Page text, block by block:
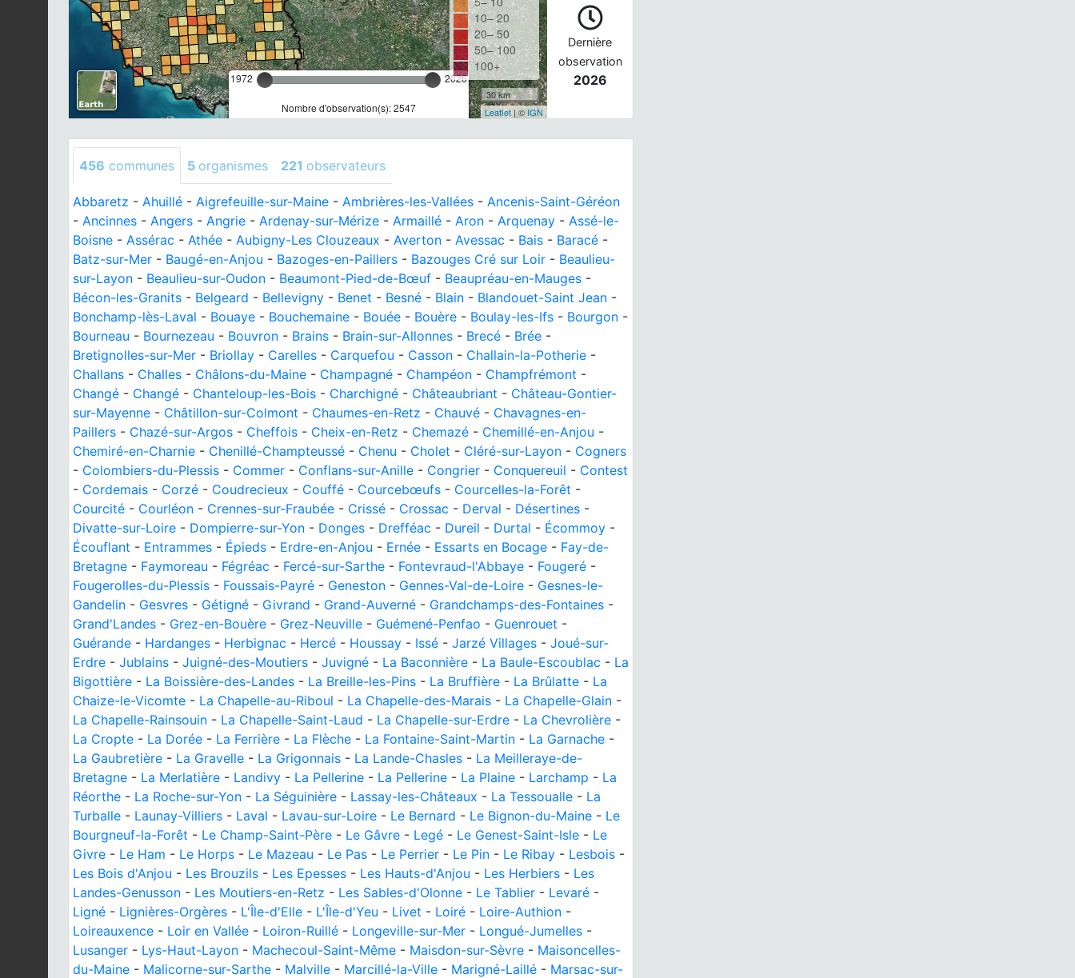
1972 2026
Nombre d'observation(s): 2547
10– 20
20– 50
50– 100
100+
30 km
Leaflet| © IGN
Dernière
observation
2026
456 communes 5 organismes 221 observateurs
Abbaretz - Ahuillé - Aigrefeuille-sur-Maine - Ambrières-les-Vallées - Ancenis-Saint-Géréon
- Ancinnes - Angers - Angrie - Ardenay-sur-Mérize - Armaillé - Aron - Arquenay - Assé-le-
Boisne - Assérac - Athée - Aubigny-Les Clouzeaux - Averton - Avessac - Bais - Baracé -
Batz-sur-Mer - Baugé-en-Anjou - Bazoges-en-Paillers - Bazouges Cré sur Loir - Beaulieu-
sur-Layon - Beaulieu-sur-Oudon - Beaumont-Pied-de-Bœuf - Beaupréau-en-Mauges -
Bécon-les-Granits - Belgeard - Bellevigny - Benet - Besné - Blain - Blandouet-Saint Jean -
Bonchamp-lès-Laval - Bouaye - Bouchemaine - Bouée - Bouère - Boulay-les-Ifs - Bourgon -
Bourneau - Bournezeau - Bouvron - Brains - Brain-sur-Allonnes - Brecé - Brée -
Bretignolles-sur-Mer - Briollay - Carelles - Carquefou - Casson - Challain-la-Potherie -
Challans - Challes - Châlons-du-Maine - Champagné - Champéon - Champfrémont -
Changé - Changé - Chanteloup-les-Bois - Charchigné - Châteaubriant - Château-Gontier-
sur-Mayenne - Châtillon-sur-Colmont - Chaumes-en-Retz - Chauvé - Chavagnes-en-
Paillers - Chazé-sur-Argos - Cheffois - Cheix-en-Retz - Chemazé - Chemillé-en-Anjou -
Chemiré-en-Charnie - Chenillé-Champteussé - Chenu - Cholet - Cléré-sur-Layon - Cogners
- Colombiers-du-Plessis - Commer - Conflans-sur-Anille - Congrier - Conquereuil - Contest
- Cordemais - Corzé - Coudrecieux - Couffé - Courcebœufs - Courcelles-la-Forêt -
Courcité - Courléon - Crennes-sur-Fraubée - Crissé - Crossac - Derval - Désertines -
Divatte-sur-Loire - Dompierre-sur-Yon - Donges - Drefféac - Dureil - Durtal - Écommoy -
Écouflant - Entrammes - Épieds - Erdre-en-Anjou - Ernée - Essarts en Bocage - Fay-de-
Bretagne - Faymoreau - Fégréac - Fercé-sur-Sarthe - Fontevraud-l'Abbaye - Fougeré -
Fougerolles-du-Plessis - Foussais-Payré - Geneston - Gennes-Val-de-Loire - Gesnes-le-
Gandelin - Gesvres - Gétigné - Givrand - Grand-Auverné - Grandchamps-des-Fontaines -
Grand'Landes - Grez-en-Bouère - Grez-Neuville - Guémené-Penfao - Guenrouet -
Guérande - Hardanges - Herbignac - Hercé - Houssay - Issé - Jarzé Villages - Joué-sur-
Erdre - Jublains - Juigné-des-Moutiers - Juvigné - La Baconnière - La Baule-Escoublac - La
Bigottière - La Boissière-des-Landes - La Breille-les-Pins - La Bruffière - La Brûlatte - La
Chaize-le-Vicomte - La Chapelle-au-Riboul - La Chapelle-des-Marais - La Chapelle-Glain -
La Chapelle-Rainsouin - La Chapelle-Saint-Laud - La Chapelle-sur-Erdre - La Chevrolière -
La Cropte - La Dorée - La Ferrière - La Flèche - La Fontaine-Saint-Martin - La Garnache -
La Gaubretière - La Gravelle - La Grigonnais - La Lande-Chasles - La Meilleraye-de-
Bretagne - La Merlatière - Landivy - La Pellerine - La Pellerine - La Plaine - Larchamp - La
Réorthe - La Roche-sur-Yon - La Séguinière - Lassay-les-Châteaux - La Tessoualle - La
Turballe - Launay-Villiers - Laval - Lavau-sur-Loire - Le Bernard - Le Bignon-du-Maine - Le
Bourgneuf-la-Forêt - Le Champ-Saint-Père - Le Gâvre - Legé - Le Genest-Saint-Isle - Le
Givre - Le Ham - Le Horps - Le Mazeau - Le Pas - Le Perrier - Le Pin - Le Ribay - Lesbois -
Les Bois d'Anjou - Les Brouzils - Les Epesses - Les Hauts-d'Anjou - Les Herbiers - Les
Landes-Genusson - Les Moutiers-en-Retz - Les Sables-d'Olonne - Le Tablier - Levaré -
Ligné - Lignières-Orgères - L'Île-d'Elle - L'Île-d'Yeu - Livet - Loiré - Loire-Authion -
Loireauxence - Loir en Vallée - Loiron-Ruillé - Longeville-sur-Mer - Longué-Jumelles -
Lusanger - Lys-Haut-Layon - Machecoul-Saint-Même - Maisdon-sur-Sèvre - Maisoncelles-
du-Maine - Malicorne-sur-Sarthe - Malville - Marcillé-la-Ville - Marigné-Laillé - Marsac-sur-